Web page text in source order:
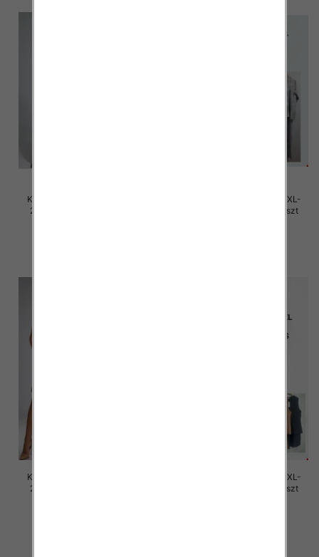
Komplet damskie Roz M/L-XL-
2XL, Mix Kolor Paczka 12 szt
Komplet damskie Roz M/L-XL-
2XL, Mix Kolor Paczka 12 szt
Komplet damskie Roz M/L-XL-
2XL, Mix Kolor Paczka 12 szt
Komplet damskie Roz M/L-XL-
2XL, Mix Kolor Paczka 12 szt